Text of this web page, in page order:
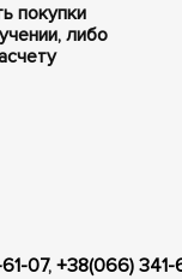
покупки
либо
07, +38(066) 341-